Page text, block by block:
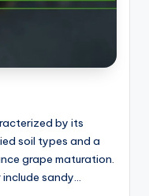
by its
soil types and a
grape maturation.
sandy…